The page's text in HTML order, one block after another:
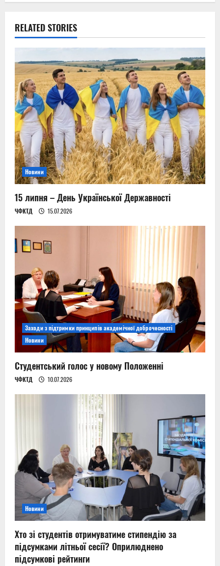
v
i
g
a
t
i
o
n
RELATED STORIES
Новини
15 липня – День Української Державності
ЧФКТД 15.07.2026
Заходи з підтримки принципів академічної доброчесності
Новини
Студентський голос у новому Положенні
ЧФКТД 10.07.2026
Новини
Хто зі студентів отримуватиме стипендію за
підсумками літньої сесії? Оприлюднено
підсумкові рейтинги